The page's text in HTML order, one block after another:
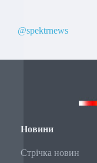
@spektrnews
Новини
Стрічка новин